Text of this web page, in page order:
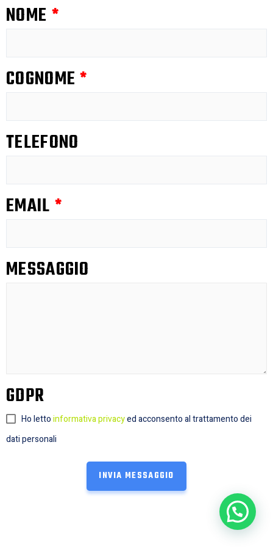
NOME *
COGNOME *
TELEFONO
EMAIL*
MESSAGGIO
GDPR
Ho lettoinformativa privacyed acconsento al trattamento dei
dati personali
INVIA MESSAGGIO